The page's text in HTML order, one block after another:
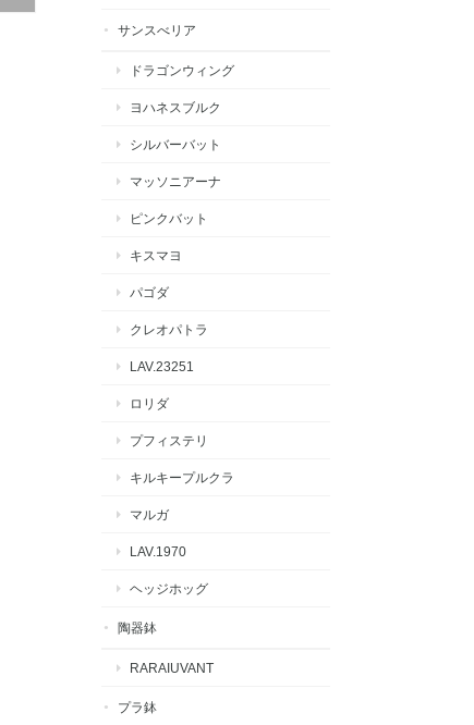
サンスべリア
ドラゴンウィング
ヨハネスブルク
シルバーバット
マッソニアーナ
ピンクバット
キスマヨ
パゴダ
クレオパトラ
LAV.23251
ロリダ
プフィステリ
キルキープルクラ
マルガ
LAV.1970
ヘッジホッグ
陶器鉢
RARAIUVANT
プラ鉢